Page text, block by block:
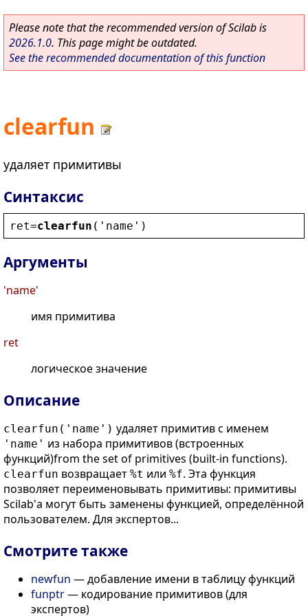
Please note that the recommended version of Scilab is
2026.1.0. This page might be outdated.
See the recommended documentation of this function
clearfun
удаляет примитивы
Синтаксис
ret=clearfun ( ' name ' )
Аргументы
'name'
имя примитива
ret
логическое значение
Описание
clearfun('name') удаляет примитив с именем
'name' из набора примитивов (встроенных
функций)from the set of primitives (built-in functions).
clearfun возвращает %t или %f. Эта функция
позволяет переименовывать примитивы: примитивы
Scilab'а могут быть заменены функцией, определённой
пользователем. Для экспертов...
Смотрите также
newfun — добавление имени в таблицу функций
funptr— кодирование примитивов (для
экспертов)